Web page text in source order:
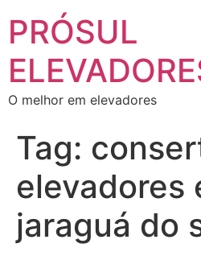
PRÓSUL
O melhor em elevadores
Tag:
elevadores
jaraguá do